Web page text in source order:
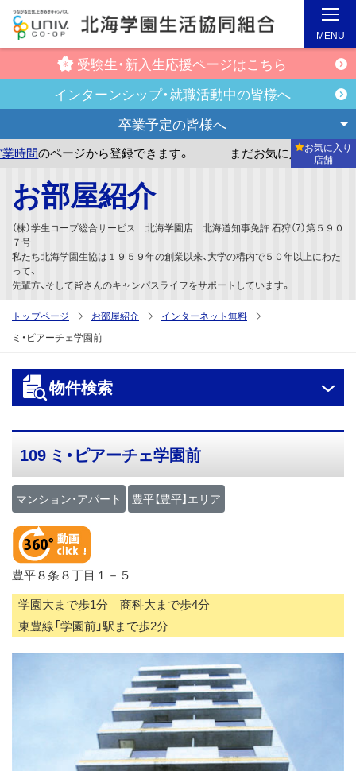
受験生・新入生応援ページはこちら
インターンシップ・就職活動中の皆様へ
卒業予定の皆様へ
ジから登録できます。 まだお気に入り店舗が登録されて
お気に入り
店舗
MENU
お部屋紹介
（株）学生コープ総合サービス 北海学園店 北海道知事免許 石狩（7）第５９０
７号
私たち北海学園生協は１９５９年の創業以来、大学の構内で５０年以上にわた
って、
先輩方、そして皆さんのキャンパスライフをサポートしています。
トップページ お部屋紹介
インターネット無料
ミ・ピアーチェ学園前
物件検索
109 ミ・ピアーチェ学園前
マンション・アパート 豊平【豊平】エリア
豊平８条８丁目１－５
学園大まで歩1分 商科大まで歩4分
東豊線「学園前」駅まで歩2分